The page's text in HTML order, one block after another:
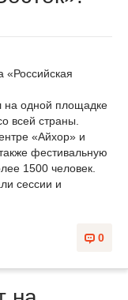
на одной площадке
всей страны.
«Айхор» и
фестивальную
1500 человек.
сессии и
0